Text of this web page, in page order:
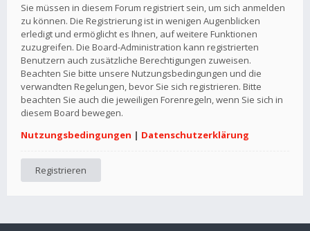
Sie müssen in diesem Forum registriert sein, um sich anmelden
zu können. Die Registrierung ist in wenigen Augenblicken
erledigt und ermöglicht es Ihnen, auf weitere Funktionen
zuzugreifen. Die Board-Administration kann registrierten
Benutzern auch zusätzliche Berechtigungen zuweisen.
Beachten Sie bitte unsere Nutzungsbedingungen und die
verwandten Regelungen, bevor Sie sich registrieren. Bitte
beachten Sie auch die jeweiligen Forenregeln, wenn Sie sich in
diesem Board bewegen.
Nutzungsbedingungen | Datenschutzerklärung
Registrieren